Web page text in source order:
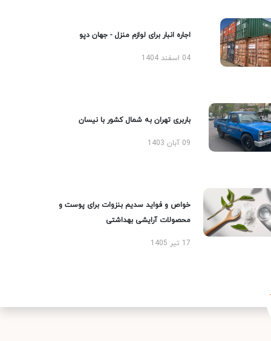
اجاره انبار برای لوازم منزل - جهان دپو
04 اسفند 1404
باربری تهران به شمال کشور با نیسان
09 آبان 1403
خواص و فواید سدیم بنزوات برای پوست و
محصولات آرایشی بهداشتی
17 تیر 1405